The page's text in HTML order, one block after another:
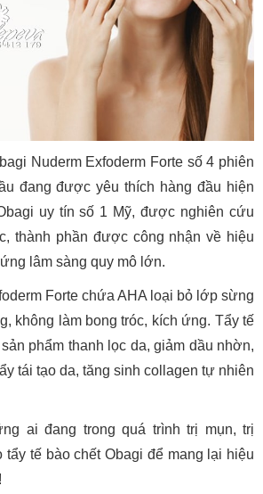
Nuderm Exfoderm Forte số 4 phiên
đang được yêu thích hàng đầu hiện
uy tín số 1 Mỹ, được nghiên cứu
thành phần được công nhận về hiệu
lâm sàng quy mô lớn.
Forte chứa AHA loại bỏ lớp sừng
không làm bong tróc, kích ứng. Tẩy tế
phẩm thanh lọc da, giảm dầu nhờn,
tái tạo da, tăng sinh collagen tự nhiên
ai đang trong quá trình trị mụn, trị
tẩy tế bào chết Obagi để mang lại hiệu